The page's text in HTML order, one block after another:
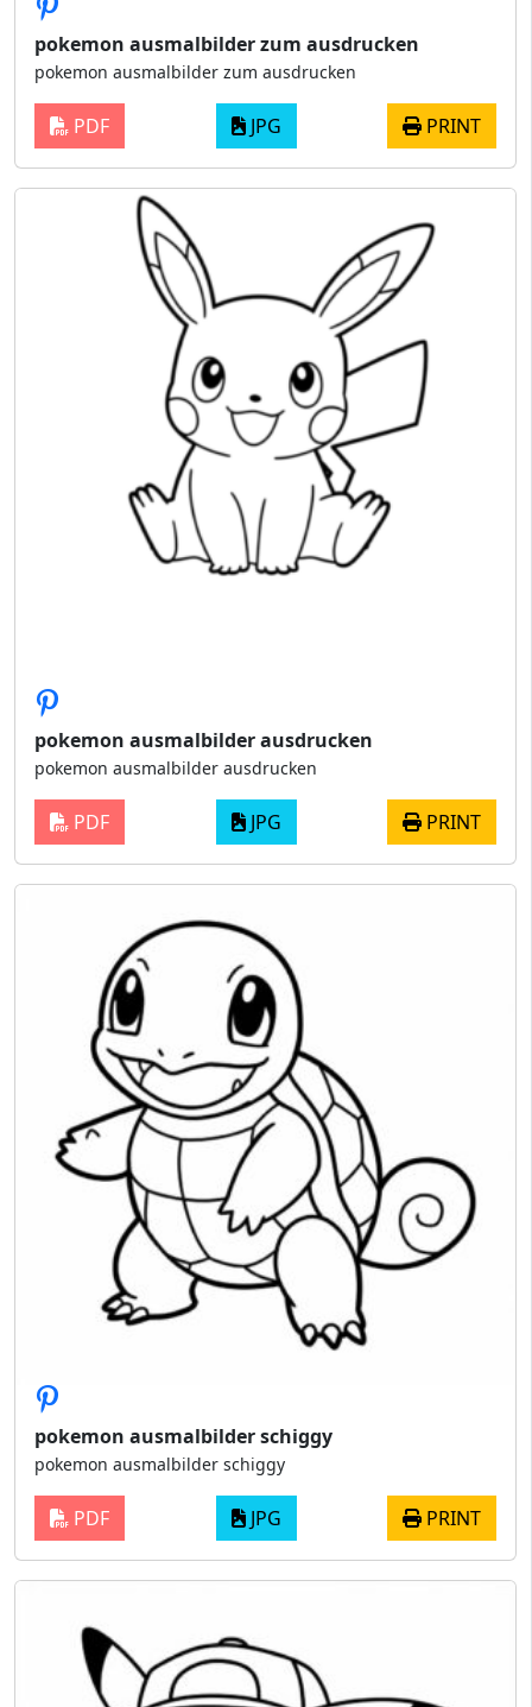
pokemon ausmalbilder zum ausdrucken
pokemon ausmalbilder zum ausdrucken
PDF JPG PRINT
pokemon ausmalbilder ausdrucken
pokemon ausmalbilder ausdrucken
PDF JPG PRINT
pokemon ausmalbilder schiggy
pokemon ausmalbilder schiggy
PDF JPG PRINT